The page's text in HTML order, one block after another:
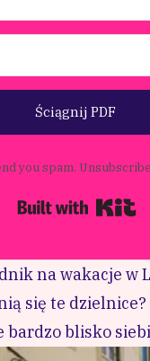
Ściągnij PDF
you spam.
na wakacje w
się te dzielnice?
bardzo blisko